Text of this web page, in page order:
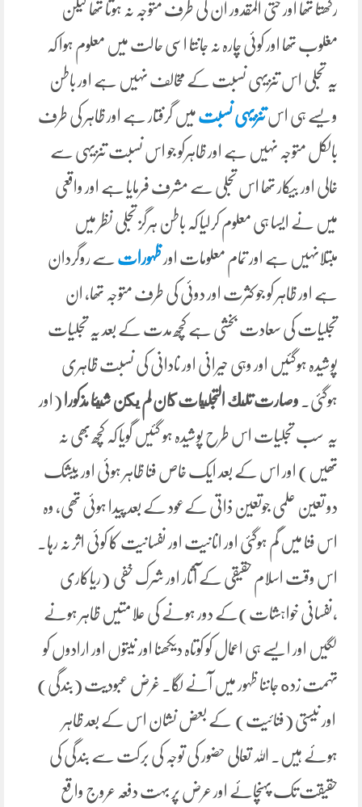
رکھتا تھا اور حتی المقدور ان کی طرف متوجہ نہ ہوتا تھا لیکن
مغلوب تھا اور کوئی چارہ نہ جانتا اسی حالت میں معلوم ہوا کہ
یہ تجلی اس تنزیہی نسبت کے مخالف نہیں ہے اور باطن
ویسے ہی استنزیہی نسبت میں گرفتار ہے اور ظاہر کی طرف
بالکل متوجہ نہیں ہے اور ظاہرکو جو اس نسبت تنزیہی سے
خالی اور بیکار تھا اس تجلی سے مشرف فرمایا ہے اور واقعی
میں نے ایسا ہی معلوم کرلیا کہ باطن ہرگز تجلی نظر میں
مبتلانہیں ہے اور تمام معلومات اور ظہورات سے روگردان
ہے اور ظاہر کو جو کثرت اور دوئی کی طرف متوجہ تھا، ان
تجلیات کی سعادت بخشی ہے کچھ مدت کے بعد یہ تجلیات
پوشیدہ ہوگئیں اور وہی حیرانی اور نادانی کی نسبت ظاہری
ہوگئی۔ وصارت تلك التجليات كان لم يكن شيئا مذکورا (اور
یہ سب تجلیات اس طرح پوشیدہ ہو گئیں گویا کہ کچھ بھی نہ
تھیں) اور اس کے بعد ایک خاص فنا ظاہر ہوئی اور بیشک
دو تعین علمی جوتعین ذاتی کےعود کے بعد پیدا ہوئی تھی، وہ
اس فنا میں گم ہوگئی اور انانیت اور نفسانیت کا کوئی اثر نہ رہا۔
اس وقت اسلام حقیقی کے آثار اور شرک خفی (ریاکاری
،نفسانی خواہشات)کے دور ہونے کی علامتیں ظاہر ہونے
لگیں اور ایسے ہی اعمال کو کوتاہ دیکھنا اور نیتوں اور ارادوں کو
تہمت زده جاننا ظہور میں آنے لگا۔ غرض عبودیت (بندگی)
اور نیستی (فنائیت) کے بعض نشان اس کے بعد ظاہر
ہوئے ہیں۔ اللہ تعالی حضور کی توجہ کی برکت سے بندگی کی
حقیقت تک پہنچائے اور عرض پر بہت دفعہ عروج واقع